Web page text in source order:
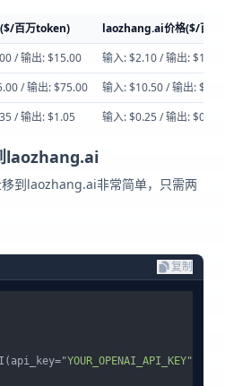
百万token)
laozhang.ai价格($/百
/ 输出: $15.00
输入: $2.10 / 输出:
/ 输出: $75.00
输入: $10.50 / 输出:
/ 输出: $1.05 输入: $0.25 / 输出: $0.74
laozhang.ai
到laozhang.ai非常简单，只需两
复制
"YOUR_OPENAI_API_KEY"